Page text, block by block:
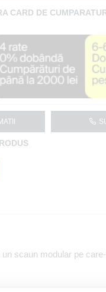
CARD DE
scaun modular pe